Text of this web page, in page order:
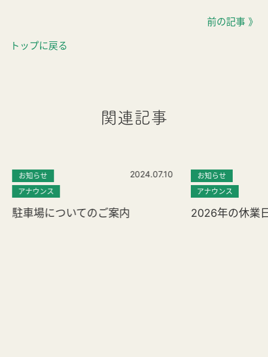
トップに戻る
前の記事 》
関連記事
お知らせ
アナウンス
2024.07.10
駐車場についてのご案内
お知らせ
アナウンス
2026年の休業